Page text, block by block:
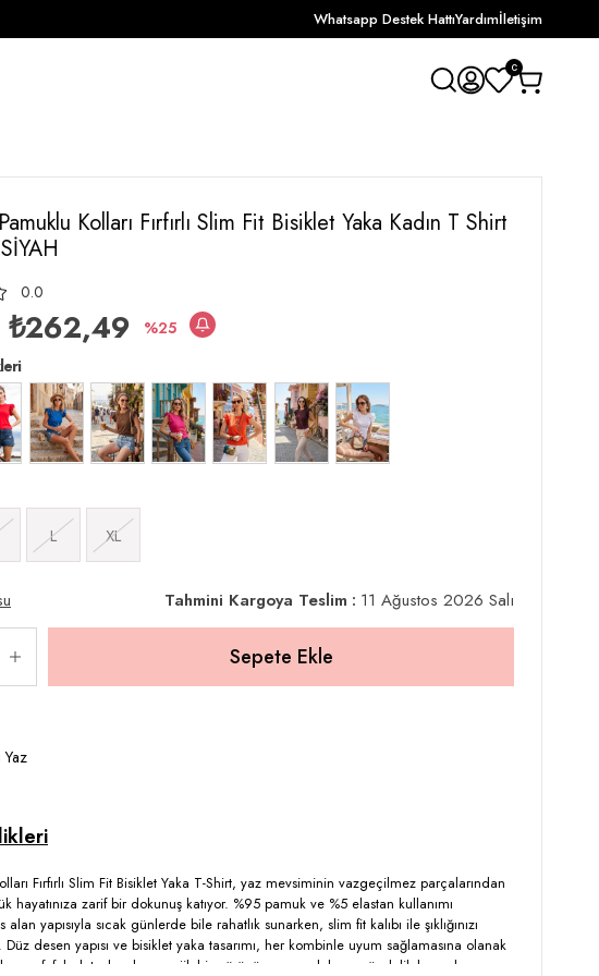
Whatsapp Destek HattıYardımİletişim
0
Kolları Fırfırlı Slim Fit Bisiklet Yaka Kadın T Shirt
0.0
₺262,49
25
L XL
Tahmini Kargoya Teslim : 11 Ağustos 2026 Salı
Yaz
Fırfırlı Slim Fit Bisiklet Yaka T-Shirt, yaz mevsiminin vazgeçilmez parçalarından
hayatınıza zarif bir dokunuş katıyor. %95 pamuk ve %5 elastan kullanımı
yapısıyla sıcak günlerde bile rahatlık sunarken, slim fit kalıbı ile şıklığınızı
Düz desen yapısı ve bisiklet yaka tasarımı, her kombinle uyum sağlamasına olanak
ve fırfırlı detaylarıyla, enerjik bir görünüm sunarak hem gündelik hem de